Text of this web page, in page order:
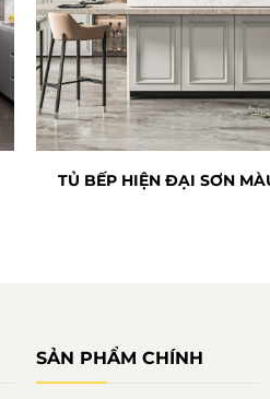
TỦ BẾP HIỆN ĐẠI SƠN
SẢN PHẨM CHÍNH